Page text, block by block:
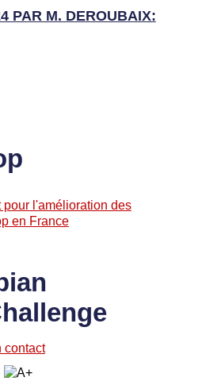
PAR M. DEROUBAIX:
l'amélioration des
en France